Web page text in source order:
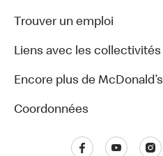
Trouver un emploi
Liens avec les collectivités
Encore plus de McDonald’s
Coordonnées